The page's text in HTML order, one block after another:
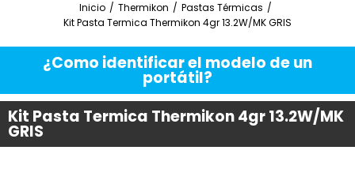
Inicio / Thermikon / Pastas Térmicas /
Kit Pasta Termica Thermikon 4gr 13.2W/MK GRIS
¿Como identificar el modelo de un
portátil?
Kit Pasta Termica Thermikon 4gr 13.2W/MK
GRIS